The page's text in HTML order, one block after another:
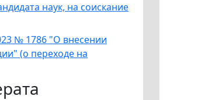
наук, на соискание
№ 1786 "О внесении
(о переходе на